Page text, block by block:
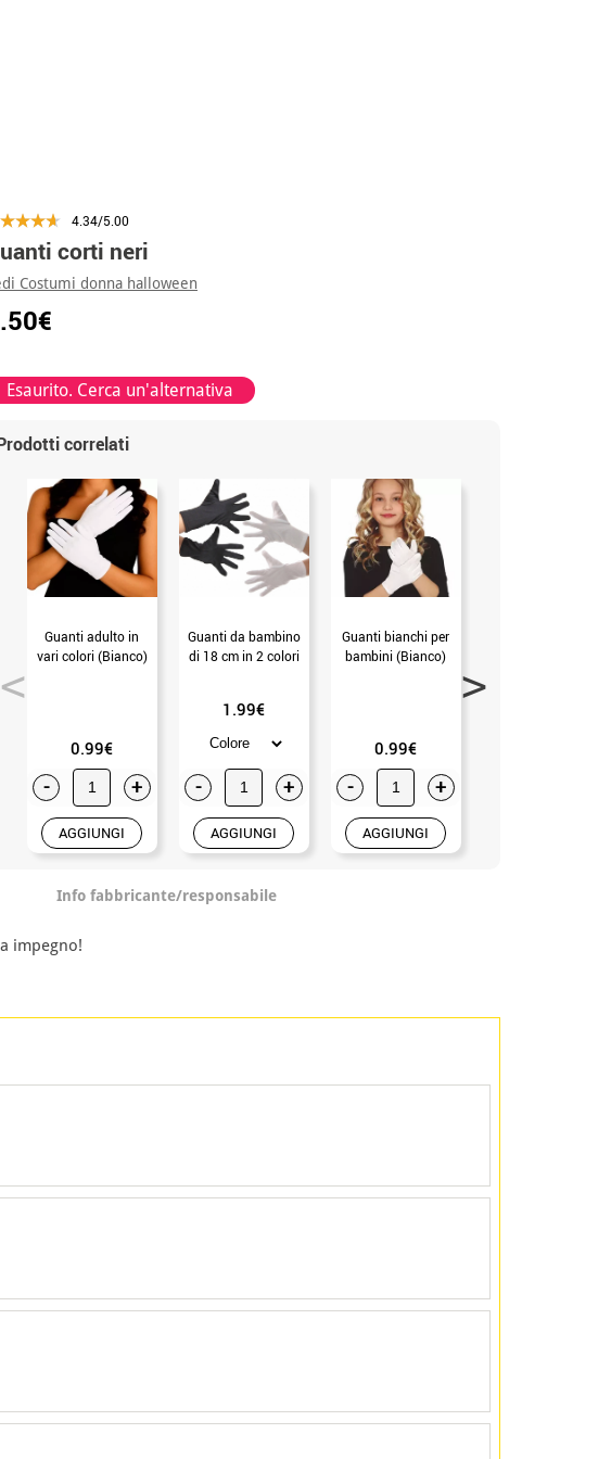
4.34/5.00
corti neri
Costumi donna halloween
Esaurito. Cerca un'alternativa
correlati
Guanti adulto in
vari colori (Bianco)
0.99€
- +
AGGIUNGI
Guanti da bambino
di 18 cm in 2 colori
1.99€
- +
AGGIUNGI
Guanti bianchi per
bambini (Bianco)
0.99€
- +
AGGIUNGI
Info fabbricante/responsabile
impegno!